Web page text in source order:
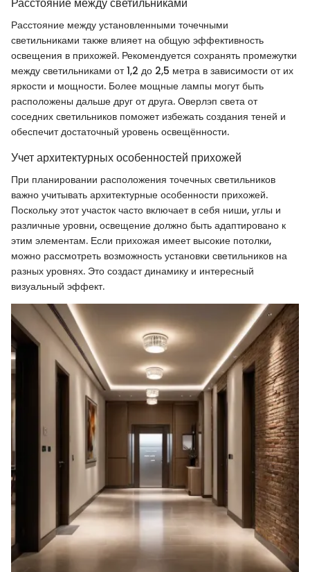
Расстояние между установленными точечными
светильниками также влияет на общую эффективность
освещения в прихожей. Рекомендуется сохранять промежутки
между светильниками от 1,2 до 2,5 метра в зависимости от их
яркости и мощности. Более мощные лампы могут быть
расположены дальше друг от друга. Оверлэп света от
соседних светильников поможет избежать создания теней и
обеспечит достаточный уровень освещённости.
Учет архитектурных особенностей прихожей
При планировании расположения точечных светильников
важно учитывать архитектурные особенности прихожей.
Поскольку этот участок часто включает в себя ниши, углы и
различные уровни, освещение должно быть адаптировано к
этим элементам. Если прихожая имеет высокие потолки,
можно рассмотреть возможность установки светильников на
разных уровнях. Это создаст динамику и интересный
визуальный эффект.